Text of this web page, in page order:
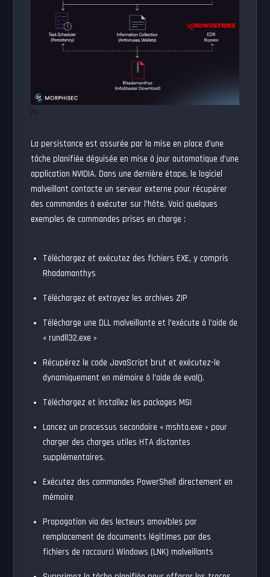
/>
La persistance est assurée par la mise en place d’une
tâche planifiée déguisée en mise à jour automatique d’une
application NVIDIA. Dans une dernière étape, le logiciel
malveillant contacte un serveur externe pour récupérer
des commandes à exécuter sur l’hôte. Voici quelques
exemples de commandes prises en charge :
Téléchargez et exécutez des fichiers EXE, y compris
Rhadamanthys
Téléchargez et extrayez les archives ZIP
Télécharge une DLL malveillante et l’exécute à l’aide de
« rundll32.exe »
Récupérez le code JavaScript brut et exécutez-le
dynamiquement en mémoire à l’aide de eval().
Téléchargez et installez les packages MSI
Lancez un processus secondaire « mshta.exe » pour
charger des charges utiles HTA distantes
supplémentaires.
Exécutez des commandes PowerShell directement en
mémoire
Propagation via des lecteurs amovibles par
remplacement de documents légitimes par des
fichiers de raccourci Windows (LNK) malveillants